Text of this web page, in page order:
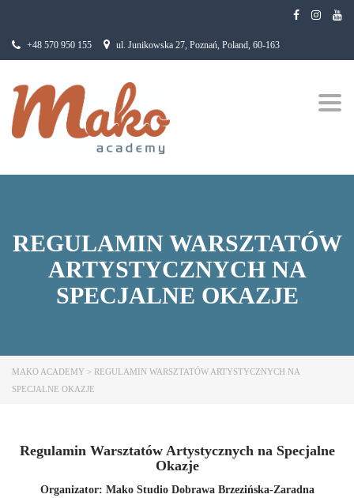
ul. Junikowska 27, Poznań, Poland, 60-163
+48 570 950 155
REGULAMIN WARSZTATÓW
ARTYSTYCZNYCH NA
SPECJALNE OKAZJE
MAKO ACADEMY > REGULAMIN WARSZTATÓW ARTYSTYCZNYCH NA
SPECJALNE OKAZJE
Regulamin Warsztatów Artystycznych na Specjalne
Okazje
Organizator: Mako Studio Dobrawa Brzezińska-Zaradna